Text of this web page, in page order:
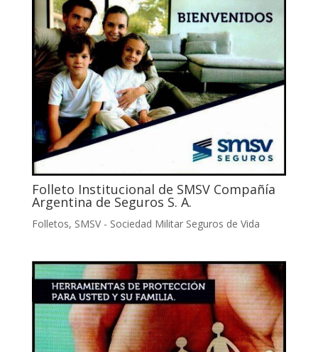
Folleto Institucional de SMSV Compañía
Argentina de Seguros S. A.
Folletos, SMSV - Sociedad Militar Seguros de Vida